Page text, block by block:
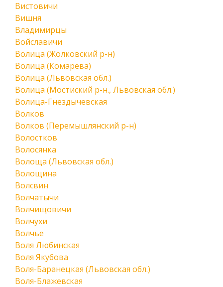
Вистовичи
Вишня
Владимирцы
Войславичи
Волица (Жолковский р-н)
Волица (Комарева)
Волица (Львовская обл.)
Волица (Мостиский р-н., Львовская обл.)
Волица-Гнездычевская
Волков
Волков (Перемышлянский р-н)
Волостков
Волосянка
Волоща (Львовская обл.)
Волощина
Волсвин
Волчатычи
Волчищовичи
Волчухи
Волчье
Воля Любинская
Воля Якубова
Воля-Баранецкая (Львовская обл.)
Воля-Блажевская